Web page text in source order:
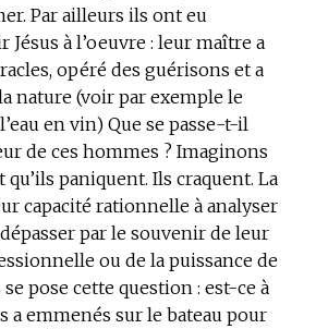
Par ailleurs ils ont eu
Jésus à l’oeuvre : leur maître a
opéré des guérisons et a
nature (voir par exemple le
en vin) Que se passe-t-il
de ces hommes ? Imaginons
paniquent. Ils craquent. La
capacité rationnelle à analyser
par le souvenir de leur
ou de la puissance de
se pose cette question : est-ce à
a emmenés sur le bateau pour